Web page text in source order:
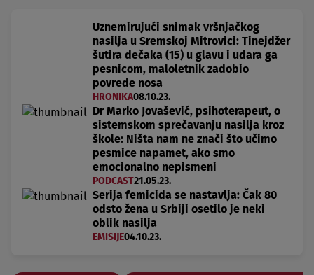
Uznemirujući snimak vršnjačkog
nasilja u Sremskoj Mitrovici: Tinejdžer
šutira dečaka (15) u glavu i udara ga
pesnicom, maloletnik zadobio
povrede nosa
HRONIKA08.10.23.
Dr Marko Jovašević, psihoterapeut, o
sistemskom sprečavanju nasilja kroz
škole: Ništa nam ne znači što učimo
pesmice napamet, ako smo
emocionalno nepismeni
PODCAST21.05.23.
Serija femicida se nastavlja: Čak 80
odsto žena u Srbiji osetilo je neki
oblik nasilja
EMISIJE04.10.23.